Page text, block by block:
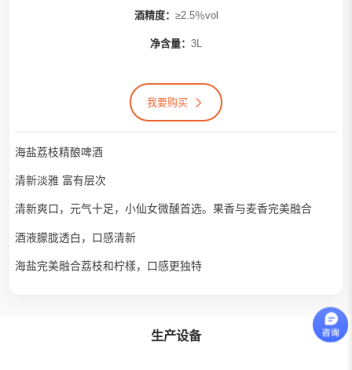
酒精度： ≥2.5％vol
净含量： 3L
我要购买
海盐荔枝精酿啤酒
清新淡雅 富有层次
清新爽口，元气十足，小仙女微醺首选。果香与麦香完美融合
酒液朦胧透白，口感清新
海盐完美融合荔枝和柠樣，口感更独特
生产设备